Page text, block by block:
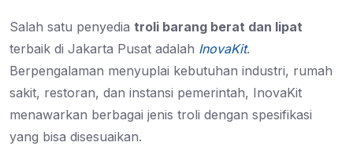
Salah satu penyedia troli barang berat dan lipat
terbaik di Jakarta Pusat adalah InovaKit.
Berpengalaman menyuplai kebutuhan industri, rumah
sakit, restoran, dan instansi pemerintah, InovaKit
menawarkan berbagai jenis troli dengan spesifikasi
yang bisa disesuaikan.